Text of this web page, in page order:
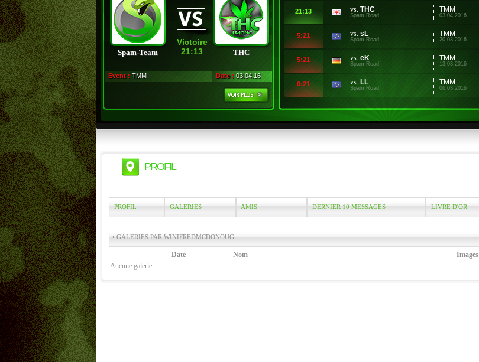
Spam-Team
Victoire
21:13
THC
Event : TMM Date : 03.04.16
21:13 vs. THC
Spam Road
TMM
03.04.2016
5:21 vs. sL
Spam Road
TMM
20.03.2016
5:21 vs. eK
Spam Road
TMM
13.03.2016
0:21 vs. LL
Spam Road
TMM
06.03.2016
PROFIL
PROFIL GALERIES AMIS DERNIER 10 MESSAGES LIVRE D'OR
• GALERIES PAR WINIFREDMCDONOUG
Date Nom
Images
Aucune galerie.